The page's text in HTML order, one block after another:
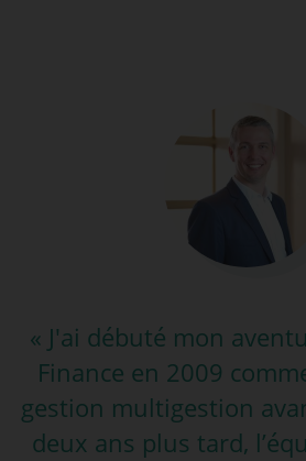
« J'ai débuté mon
Finance en 2009
gestion multigestion
deux ans plus tard,